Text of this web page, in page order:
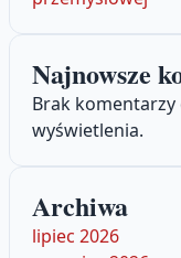
Najnowsze
Brak komentarzy
wyświetlenia.
Archiwa
lipiec 2026